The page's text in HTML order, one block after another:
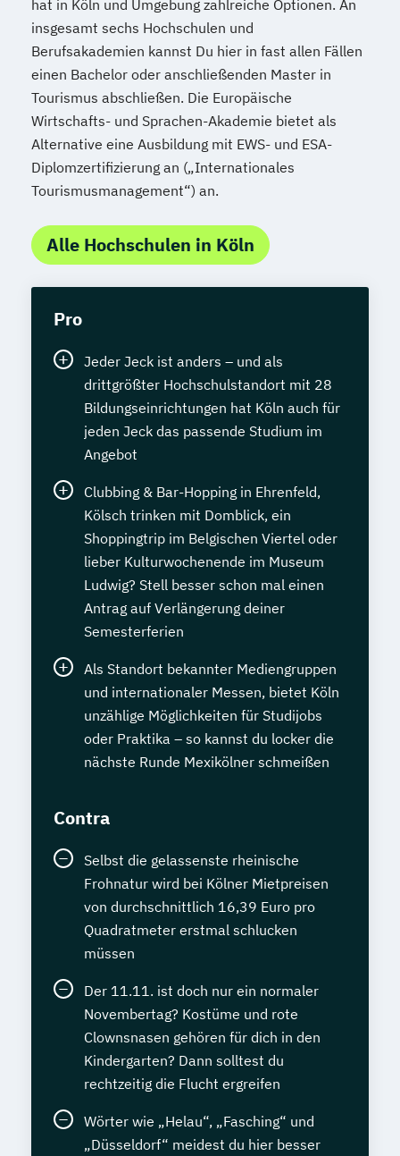
hat in Köln und Umgebung zahlreiche Optionen. An
insgesamt sechs Hochschulen und
Berufsakademien kannst Du hier in fast allen Fällen
einen Bachelor oder anschließenden Master in
Tourismus abschließen. Die Europäische
Wirtschafts- und Sprachen-Akademie bietet als
Alternative eine Ausbildung mit EWS- und ESA-
Diplomzertifizierung an („Internationales
Tourismusmanagement“) an.
Alle Hochschulen in Köln
Pro
Jeder Jeck ist anders – und als
drittgrößter Hochschulstandort mit 28
Bildungseinrichtungen hat Köln auch für
jeden Jeck das passende Studium im
Angebot
Clubbing & Bar-Hopping in Ehrenfeld,
Kölsch trinken mit Domblick, ein
Shoppingtrip im Belgischen Viertel oder
lieber Kulturwochenende im Museum
Ludwig? Stell besser schon mal einen
Antrag auf Verlängerung deiner
Semesterferien
Als Standort bekannter Mediengruppen
und internationaler Messen, bietet Köln
unzählige Möglichkeiten für Studijobs
oder Praktika – so kannst du locker die
nächste Runde Mexikölner schmeißen
Contra
Selbst die gelassenste rheinische
Frohnatur wird bei Kölner Mietpreisen
von durchschnittlich 16,39 Euro pro
Quadratmeter erstmal schlucken
müssen
Der 11.11. ist doch nur ein normaler
Novembertag? Kostüme und rote
Clownsnasen gehören für dich in den
Kindergarten? Dann solltest du
rechtzeitig die Flucht ergreifen
Wörter wie „Helau“, „Fasching“ und
„Düsseldorf“ meidest du hier besser